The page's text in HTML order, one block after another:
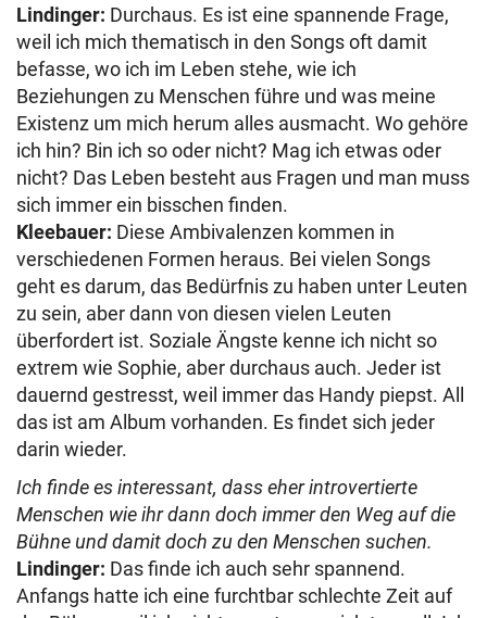
Lindinger: Durchaus. Es ist eine spannende Frage,
weil ich mich thematisch in den Songs oft damit
befasse, wo ich im Leben stehe, wie ich
Beziehungen zu Menschen führe und was meine
Existenz um mich herum alles ausmacht. Wo gehöre
ich hin? Bin ich so oder nicht? Mag ich etwas oder
nicht? Das Leben besteht aus Fragen und man muss
sich immer ein bisschen finden.
Kleebauer: Diese Ambivalenzen kommen in
verschiedenen Formen heraus. Bei vielen Songs
geht es darum, das Bedürfnis zu haben unter Leuten
zu sein, aber dann von diesen vielen Leuten
überfordert ist. Soziale Ängste kenne ich nicht so
extrem wie Sophie, aber durchaus auch. Jeder ist
dauernd gestresst, weil immer das Handy piepst. All
das ist am Album vorhanden. Es findet sich jeder
darin wieder.
Ich finde es interessant, dass eher introvertierte
Menschen wie ihr dann doch immer den Weg auf die
Bühne und damit doch zu den Menschen suchen.
Lindinger: Das finde ich auch sehr spannend.
Anfangs hatte ich eine furchtbar schlechte Zeit auf